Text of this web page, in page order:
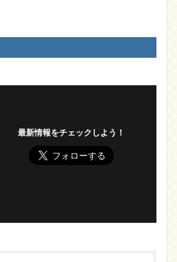
最新情報をチェックしよう！